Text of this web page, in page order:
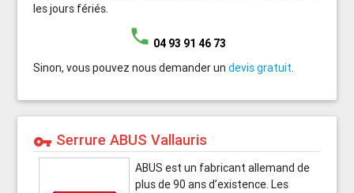
les jours fériés.
phone 04 93 91 46 73
Sinon, vous pouvez nous demander undevis gratuit.
vpn_key Serrure ABUS Vallauris
ABUS est un fabricant allemand de
plus de 90 ans d’existence. Les